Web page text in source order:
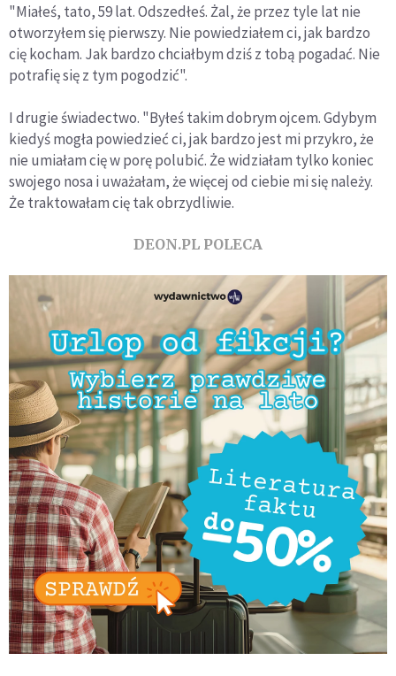
"Miałeś, tato, 59 lat. Odszedłeś. Żal, że przez tyle lat nie
otworzyłem się pierwszy. Nie powiedziałem ci, jak bardzo
cię kocham. Jak bardzo chciałbym dziś z tobą pogadać. Nie
potrafię się z tym pogodzić".
I drugie świadectwo. "Byłeś takim dobrym ojcem. Gdybym
kiedyś mogła powiedzieć ci, jak bardzo jest mi przykro, że
nie umiałam cię w porę polubić. Że widziałam tylko koniec
swojego nosa i uważałam, że więcej od ciebie mi się należy.
Że traktowałam cię tak obrzydliwie.
DEON.PL POLECA